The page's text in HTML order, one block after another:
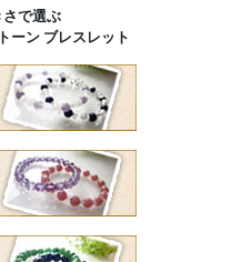
さで選ぶ
ーン ブレスレット